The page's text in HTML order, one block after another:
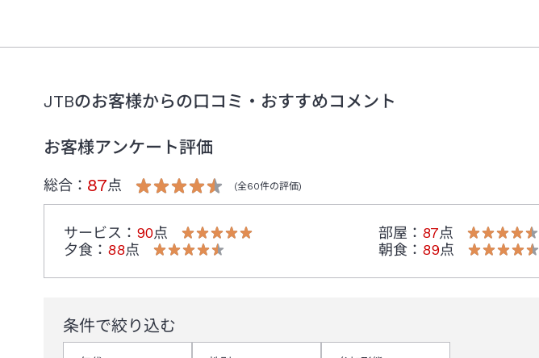
JTBのお客様からの口コミ・おすすめコメント
お客様アンケート評価
総合： 87点 (全60件の評価)
サービス ： 90点 部屋 ： 87点
夕食 ： 88点 朝食 ： 89点
条件で絞り込む